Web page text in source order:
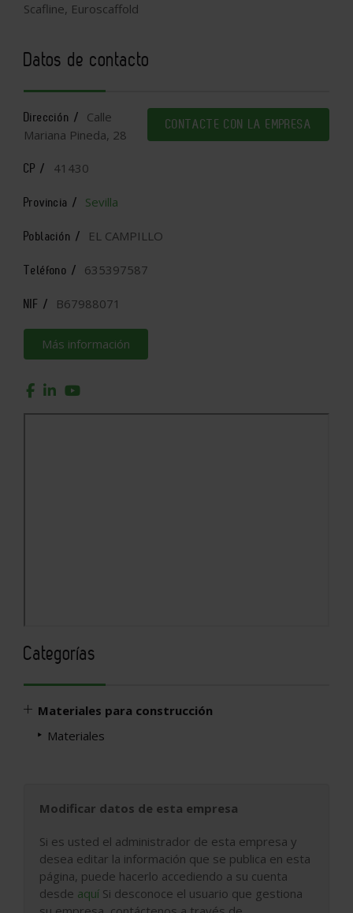
Scafline, Euroscaffold
Datos de contacto
CONTACTE CON LA EMPRESA
Dirección /
Calle
Mariana Pineda, 28
CP / 41430
Provincia / Sevilla
Población / EL CAMPILLO
Teléfono / 635397587
NIF / B67988071
Más información
Categorías
Materiales para construcción
Materiales
Modificar datos de esta empresa
Si es usted el administrador de esta empresa y
desea editar la información que se publica en esta
página, puede hacerlo accediendo a su cuenta
desde aquí Si desconoce el usuario que gestiona